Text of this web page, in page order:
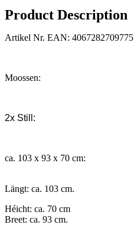
Product Description
Artikel Nr. EAN: 4067282709775
Moossen:
2x Still:
ca. 103 x 93 x 70 cm:
Längt: ca. 103 cm.
Héicht: ca. 70 cm
Breet: ca. 93 cm.